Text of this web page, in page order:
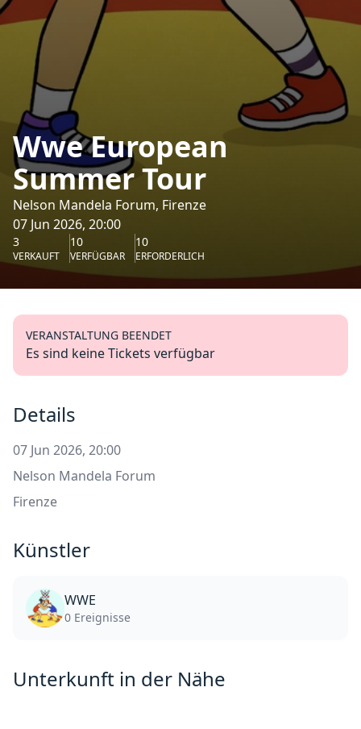
Wwe European
Summer Tour
Nelson Mandela Forum, Firenze
07 Jun 2026, 20:00
3
VERKAUFT
10
VERFÜGBAR
10
ERFORDERLICH
VERANSTALTUNG BEENDET
Es sind keine Tickets verfügbar
Details
07 Jun 2026, 20:00
Nelson Mandela Forum
Firenze
Künstler
WWE
0 Ereignisse
Unterkunft in der Nähe